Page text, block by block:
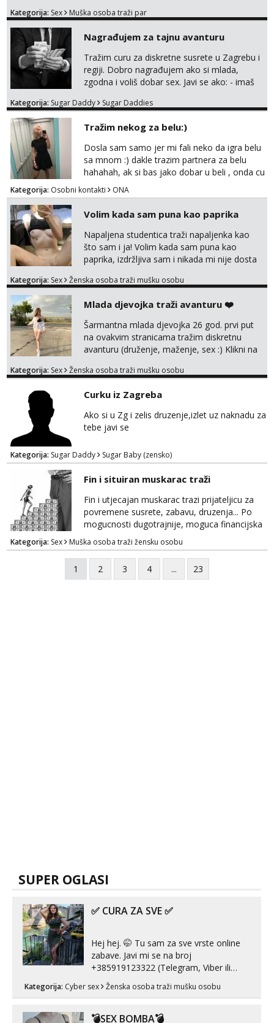
plaži na noćno kupanje Kontakt
Kategorija: Sex Muška osoba traži par
Nagrađujem za tajnu avanturu
Tražim curu za diskretne susrete u Zagrebu i
regiji. Dobro nagrađujem ako si mlada,
zgodna i voliš dobar sex. Javi se ako: - imaš
kosu - se dobro ljubiš - si fleksibilna s
dostupna radnim danom (vikendi i noći su za
obitelj) - vodiš brigu o zdravlju i koristiš
zaštitu Ne javljajte se: - debele - frajeri i
paro...
Kategorija: Sugar Daddy Sugar Daddies
Tražim nekog za belu:)
Dosla sam samo jer mi fali neko da igra belu
sa mnom :) dakle trazim partnera za belu
hahahah, ak si bas jako dobar u beli , onda cu
razmislit za dalje Klikni na link ispod i nadji me
tamo, cekam te!
Kategorija: Osobni kontakti ONA
Volim kada sam puna kao paprika
Napaljena studentica traži napaljenka kao
što sam i ja! Volim kada sam puna kao
paprika, izdržljiva sam i nikada mi nije dosta
bilo kad i bilo gdje zato se javi što prije da
tamo, cekam te!
Kategorija: Sex Ženska osoba traži mušku osobu
Mlada djevojka traži avanturu ❤️
Šarmantna mlada djevojka 26 god. prvi put
na ovakvim stranicama tražim diskretnu
avanturu (druženje, maženje, sex :) Klikni na
Kategorija: Sex Ženska osoba traži mušku osobu
Curku iz Zagreba
Ako si u Zg i zelis druzenje,izlet uz naknadu za
tebe javi se
Kategorija: Sugar Daddy Sugar Baby (zensko)
Fin i situiran muskarac traži
Fin i utjecajan muskarac trazi prijateljicu za
povremene susrete, zabavu, druzenja... Po
mogucnosti dugotrajnije, moguca financijska
potpora!
Kategorija: Sex Muška osoba traži žensku osobu
1 2 3 4 ... 23
SUPER OGLASI
✅ CURA ZA SVE ✅
Hej hej. 🤭 Tu sam za sve vrste online
zabave. Javi mi se na broj
+385919123322 (Telegram, Viber ili
Whatsapp). 🤙 NE javljaj se na uzivo.
Hvala.
Kategorija: Cyber sex Ženska osoba traži mušku osobu
💣SEX BOMBA💣